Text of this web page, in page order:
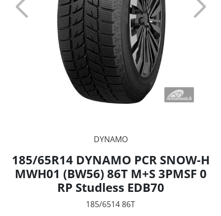
DYNAMO
185/65R14 DYNAMO PCR SNOW-H
MWH01 (BW56) 86T M+S 3PMSF 0
RP Studless EDB70
185/6514 86T